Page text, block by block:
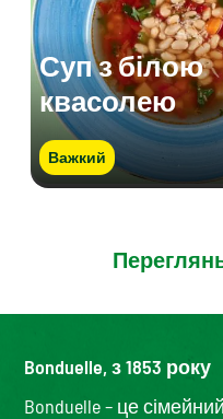
Суп з білою
квасолею
Важкий
Bonduelle, з 1853 року
Bonduelle – це